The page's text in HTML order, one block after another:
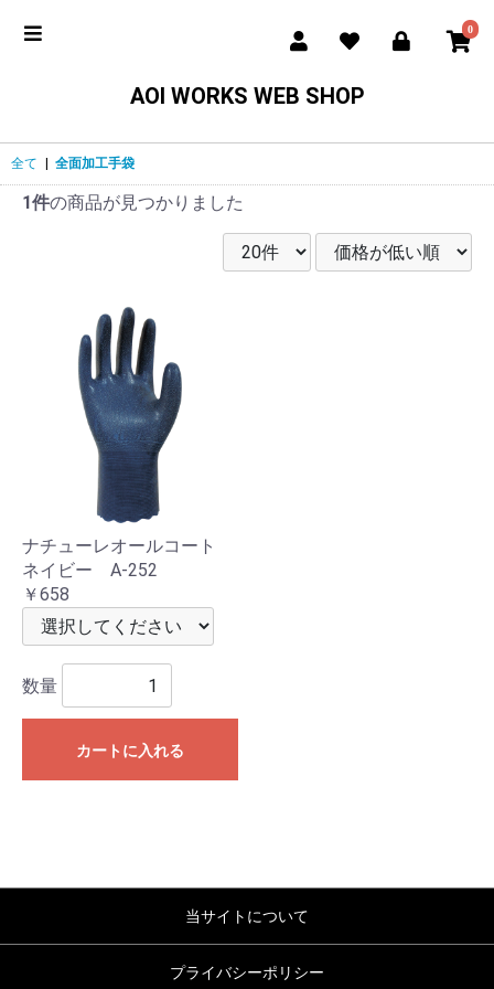
0
AOI WORKS WEB SHOP
全て 全面加工手袋
1件の商品が見つかりました
ナチューレオールコート
ネイビー A-252
￥658
数量
カートに入れる
当サイトについて
プライバシーポリシー